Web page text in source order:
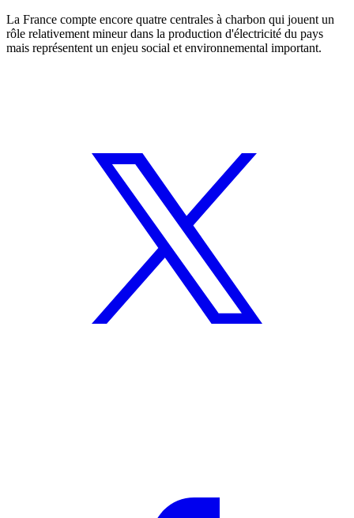
La France compte encore quatre centrales à charbon qui jouent un
rôle relativement mineur dans la production d'électricité du pays
mais représentent un enjeu social et environnemental important.